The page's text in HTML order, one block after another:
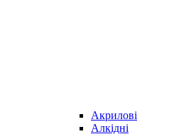
Акрилові
Алкідні